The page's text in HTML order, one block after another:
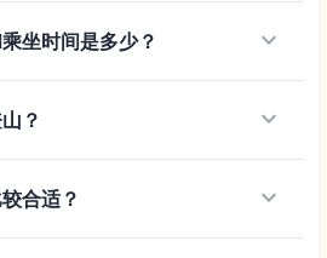
坐时间是多少？ keyboard_arrow_down
？ keyboard_arrow_down
合适？ keyboard_arrow_down